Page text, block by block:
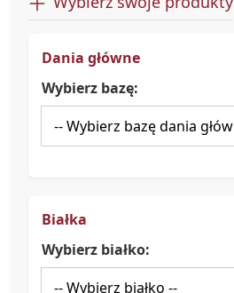
Dania główne
Wybierz bazę:
Białka
Wybierz białko: